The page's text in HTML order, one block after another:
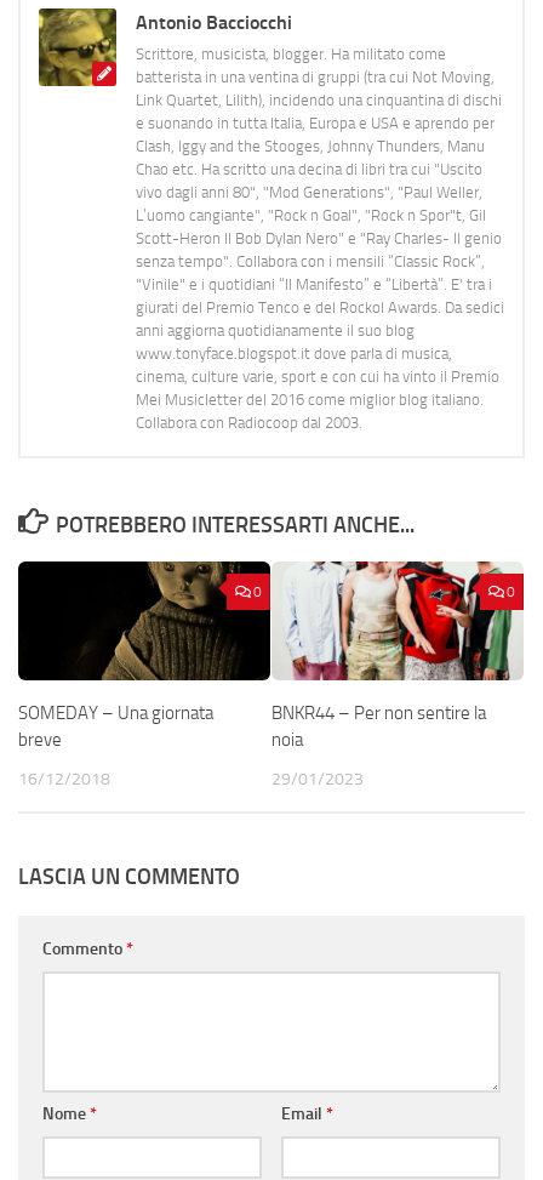
Antonio Bacciocchi
Scrittore, musicista, blogger. Ha militato come
batterista in una ventina di gruppi (tra cui Not Moving,
Link Quartet, Lilith), incidendo una cinquantina di dischi
e suonando in tutta Italia, Europa e USA e aprendo per
Clash, Iggy and the Stooges, Johnny Thunders, Manu
Chao etc. Ha scritto una decina di libri tra cui "Uscito
vivo dagli anni 80", "Mod Generations", "Paul Weller,
L’uomo cangiante", "Rock n Goal", "Rock n Spor"t, Gil
Scott-Heron Il Bob Dylan Nero" e "Ray Charles- Il genio
senza tempo". Collabora con i mensili “Classic Rock”,
"Vinile" e i quotidiani “Il Manifesto” e “Libertà”. E' tra i
giurati del Premio Tenco e del Rockol Awards. Da sedici
anni aggiorna quotidianamente il suo blog
www.tonyface.blogspot.it dove parla di musica,
cinema, culture varie, sport e con cui ha vinto il Premio
Mei Musicletter del 2016 come miglior blog italiano.
Collabora con Radiocoop dal 2003.
POTREBBERO INTERESSARTI ANCHE...
0
SOMEDAY – Una giornata
breve
16/12/2018
0
BNKR44 – Per non sentire la
noia
29/01/2023
LASCIA UN COMMENTO
Commento*
Nome* Email *